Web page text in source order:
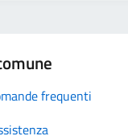
frequenti